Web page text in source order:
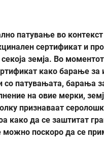
патување во
сертификат и
земја. Во
како барање
патувањата, барања
на овие мерки,
признаваат
како да се заштитат
можно поскоро да се